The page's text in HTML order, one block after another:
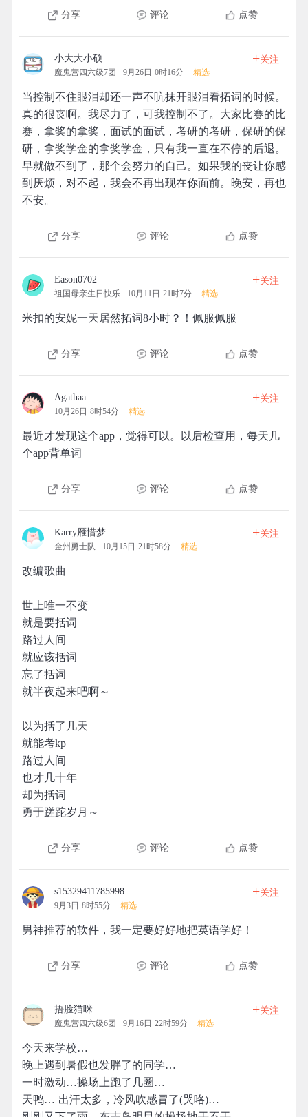
分享 评论 点赞
小大大小硕
魔鬼营四六级7团 9月26日 0时16分 精选
+关注
当控制不住眼泪却还一声不吭抹开眼泪看拓词的时候。
真的很丧啊。我尽力了，可我控制不了。大家比赛的比
赛，拿奖的拿奖，面试的面试，考研的考研，保研的保
研，拿奖学金的拿奖学金，只有我一直在不停的后退。
早就做不到了，那个会努力的自己。如果我的丧让你感
到厌烦，对不起，我会不再出现在你面前。晚安，再也
不安。
分享 评论 点赞
Eason0702
祖国母亲生日快乐 10月11日 21时7分 精选
+关注
米扣的安妮一天居然拓词8小时？！佩服佩服
分享 评论 点赞
Agathaa
10月26日 8时54分 精选
+关注
最近才发现这个app，觉得可以。以后检查用，每天几
个app背单词
分享 评论 点赞
Karry雁惜梦
金州勇士队 10月15日 21时58分 精选
+关注
改编歌曲
世上唯一不变
就是要括词
路过人间
就应该括词
忘了括词
就半夜起来吧啊～
以为括了几天
就能考kp
路过人间
也才几十年
却为括词
勇于蹉跎岁月～
分享 评论 点赞
s15329411785998
9月3日 8时55分 精选
+关注
男神推荐的软件，我一定要好好地把英语学好！
分享 评论 点赞
捂脸猫咪
魔鬼营四六级6团 9月16日 22时59分 精选
+关注
今天来学校…
晚上遇到暑假也发胖了的同学…
一时激动…操场上跑了几圈…
天鸭… 出汗太多，冷风吹感冒了(哭咯)…